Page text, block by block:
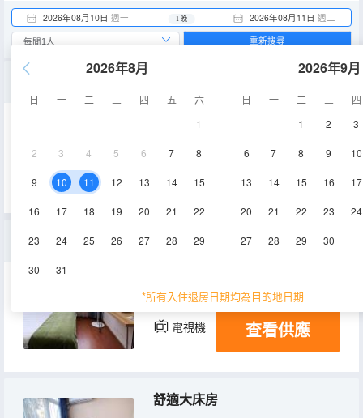
2026年08月10日 週一 2026年08月11日 週二
1 晚
2026年8月
日 一 二 三 四 五
六
1
2 3 4 5 6 7 8
9 10 11 12 13 14 15
16 17 18 19 20 21 22
23 24 25 26 27 28 29
30 31
2026年9月
日 一 二 三
四
1
2 3
6 7 8 9 10
13 14 15 16 17
20 21 22 23 24
27 28 29 30
*所有入住退房日期均為目的地日期
重新搜尋
空調
精品大床房
16-20㎡ 2層 空調
電視機 查看供應
舒適大床房